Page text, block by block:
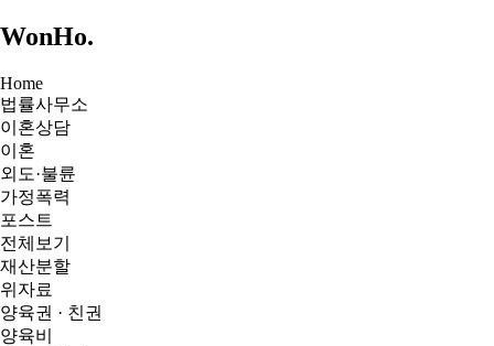
WonHo.
Home
법률사무소
이혼상담
이혼
외도·불륜
가정폭력
포스트
전체보기
재산분할
위자료
양육권 · 친권
양육비